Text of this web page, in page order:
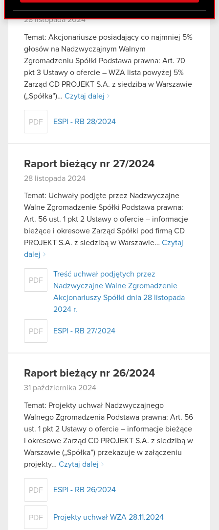
Partnerzy mogą połączyć te informacje z innymi
danymi otrzymanymi od Ciebie lub uzyskanymi
korzystanie z naszej witryny, zgadasz się na
używanie plików cookie.
Raport bieżący nr 28/2024
28 listopada 2024
Temat: Akcjonariusze posiadający co najmniej 5%
głosów na Nadzwyczajnym Walnym
Zgromadzeniu Spółki Podstawa prawna: Art. 70
pkt 3 Ustawy o ofercie – WZA lista powyżej 5%
Zarząd CD PROJEKT S.A. z siedzibą w Warszawie
(„Spółka”)… Czytaj dalej
PDF ESPI - RB 28/2024
Raport bieżący nr 27/2024
28 listopada 2024
Temat: Uchwały podjęte przez Nadzwyczajne
Walne Zgromadzenie Spółki Podstawa prawna:
Art. 56 ust. 1 pkt 2 Ustawy o ofercie – informacje
bieżące i okresowe Zarząd Spółki pod firmą CD
PROJEKT S.A. z siedzibą w Warszawie… Czytaj
dalej
PDF
Treść uchwał podjętych przez
Nadzwyczajne Walne Zgromadzenie
Akcjonariuszy Spółki dnia 28 listopada
2024 r.
PDF ESPI - RB 27/2024
Raport bieżący nr 26/2024
31 października 2024
Temat: Projekty uchwał Nadzwyczajnego
Walnego Zgromadzenia Podstawa prawna: Art. 56
ust. 1 pkt 2 Ustawy o ofercie – informacje bieżące
i okresowe Zarząd CD PROJEKT S.A. z siedzibą w
Warszawie („Spółka”) przekazuje w załączeniu
projekty… Czytaj dalej
PDF ESPI - RB 26/2024
PDF Projekty uchwał WZA 28.11.2024